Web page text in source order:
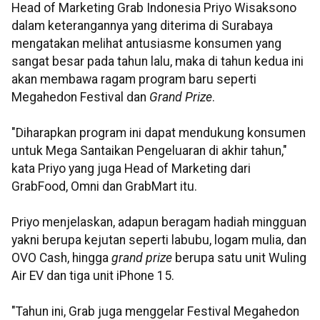
Head of Marketing Grab Indonesia Priyo Wisaksono
dalam keterangannya yang diterima di Surabaya
mengatakan melihat antusiasme konsumen yang
sangat besar pada tahun lalu, maka di tahun kedua ini
akan membawa ragam program baru seperti
Megahedon Festival dan Grand Prize.
"Diharapkan program ini dapat mendukung konsumen
untuk Mega Santaikan Pengeluaran di akhir tahun,"
kata Priyo yang juga Head of Marketing dari
GrabFood, Omni dan GrabMart itu.
Priyo menjelaskan, adapun beragam hadiah mingguan
yakni berupa kejutan seperti labubu, logam mulia, dan
OVO Cash, hingga grand prize berupa satu unit Wuling
Air EV dan tiga unit iPhone 15.
"Tahun ini, Grab juga menggelar Festival Megahedon